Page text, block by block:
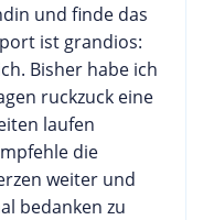
und finde das
ist grandios:
Bisher habe ich
ruckzuck eine
laufen
die
weiter und
bedanken zu